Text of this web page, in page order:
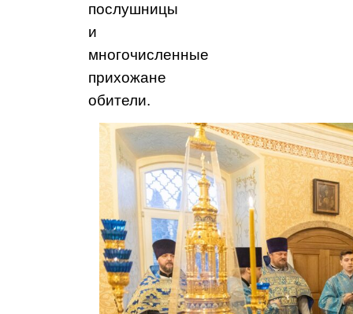
послушницы
и
многочисленные
прихожане
обители.